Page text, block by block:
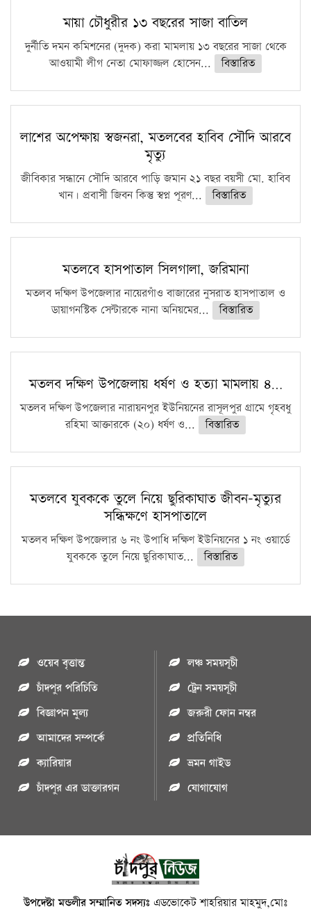
মায়া চৌধুরীর ১৩ বছরের সাজা বাতিল
দুর্নীতি দমন কমিশনের (দুদক) করা মামলায় ১৩ বছরের সাজা থেকে
আওয়ামী লীগ নেতা মোফাজ্জল হোসেন...
বিস্তারিত
লাশের অপেক্ষায় স্বজনরা, মতলবের হাবিব সৌদি আরবে
মৃত্যু
জীবিকার সন্ধানে সৌদি আরবে পাড়ি জমান ২১ বছর বয়সী মো. হাবিব
খান। প্রবাসী জিবন কিন্তু স্বপ্ন পূরণ...
বিস্তারিত
মতলবে হাসপাতাল সিলগালা, জরিমানা
মতলব দক্ষিণ উপজেলার নায়েরগাঁও বাজারের নুসরাত হাসপাতাল ও
ডায়াগনস্টিক সেন্টারকে নানা অনিয়মের...
বিস্তারিত
মতলব দক্ষিণ উপজেলায় ধর্ষণ ও হত্যা মামলায় ৪…
মতলব দক্ষিণ উপজেলার নারায়নপুর ইউনিয়নের রাসূলপুর গ্রামে গৃহবধু
রহিমা আক্তারকে (২০) ধর্ষণ ও...
বিস্তারিত
মতলবে যুবককে তুলে নিয়ে ছুরিকাঘাত জীবন-মৃত্যুর
সন্ধিক্ষণে হাসপাতালে
মতলব দক্ষিণ উপজেলার ৬ নং উপাধি দক্ষিণ ইউনিয়নের ১ নং ওয়ার্ডে
যুবককে তুলে নিয়ে ছুরিকাঘাত...
বিস্তারিত
ওয়েব বৃত্তান্ত
চাঁদপুর পরিচিতি
বিজ্ঞাপন মুল্য
আমাদের সম্পর্কে
ক্যারিয়ার
চাঁদপুর এর ডাক্তারগন
লঞ্চ সময়সূচী
ট্রেন সময়সূচী
জরুরী ফোন নম্বর
প্রতিনিধি
ভ্রমন গাইড
যোগাযোগ
উপদেষ্টা মন্ডলীর সম্মানিত সদস্যঃ এডভোকেট শাহরিয়ার মাহমুদ,মোঃ